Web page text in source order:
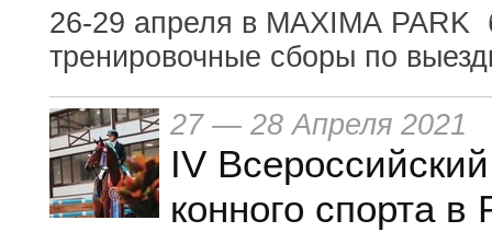
26-29 апреля в MAXIMA PARK
тренировочные сборы по
27 — 28 Апреля 2021
IV
конного спорта